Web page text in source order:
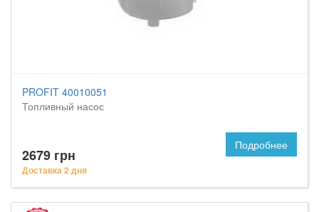
PROFIT 40010051
Топливный насос
2679 грн
Доставка 2 дня
Подробнее